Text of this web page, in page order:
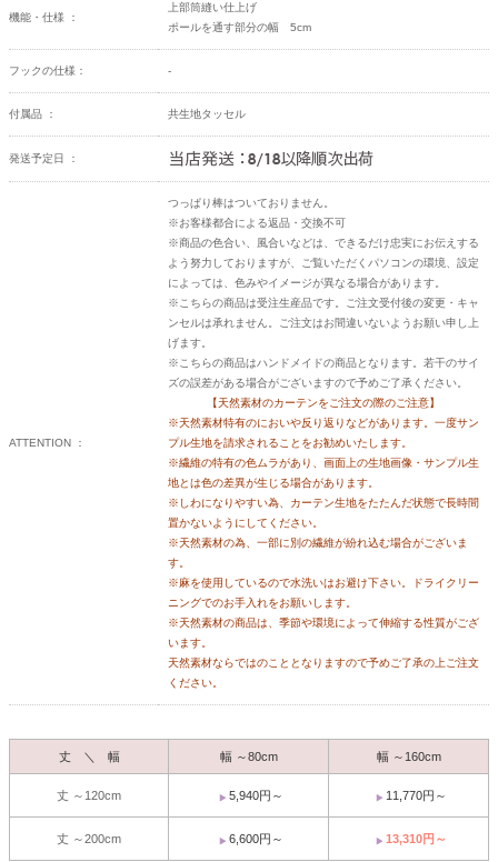
機能・仕様 ：
上部筒縫い仕上げ
ポールを通す部分の幅 5cm
フックの仕様： -
付属品 ： 共生地タッセル
発送予定日 ：
ATTENTION ：
つっぱり棒はついておりません。
※お客様都合による返品・交換不可
※商品の色合い、風合いなどは、できるだけ忠実にお伝えする
よう努力しておりますが、ご覧いただくパソコンの環境、設定
によっては、色みやイメージが異なる場合があります。
※こちらの商品は受注生産品です。ご注文受付後の変更・キャ
ンセルは承れません。ご注文はお間違いないようお願い申し上
げます。
※こちらの商品はハンドメイドの商品となります。若干のサイ
ズの誤差がある場合がございますので予めご了承ください。
【天然素材のカーテンをご注文の際のご注意】
※天然素材特有のにおいや反り返りなどがあります。一度サン
プル生地を請求されることをお勧めいたします。
※繊維の特有の色ムラがあり、画面上の生地画像・サンプル生
地とは色の差異が生じる場合があります。
※しわになりやすい為、カーテン生地をたたんだ状態で長時間
置かないようにしてください。
※天然素材の為、一部に別の繊維が紛れ込む場合がございま
す。
※麻を使用しているので水洗いはお避け下さい。ドライクリー
ニングでのお手入れをお願いします。
※天然素材の商品は、季節や環境によって伸縮する性質がござ
います。
天然素材ならではのこととなりますので予めご了承の上ご注文
ください。
丈 ＼ 幅 幅 ～80cm 幅 ～160cm
丈 ～120cm 5,940円～ 11,770円～
丈 ～200cm 6,600円～ 13,310円～